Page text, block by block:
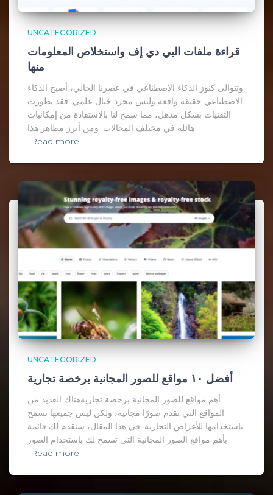
UNCATEGORIZED
قراءة ملفات البي دي إف واستخلاص المعلومات
منها
وتتوالى كنوز الذكاء الاصطناعي في عصرنا الحالي، أصبح الذكاء
الاصطناعي حقيقة واقعة وليس مجرد خيال علمي. فقد تطورت
التقنيات بشكل مذهل، مما سمح لنا بالاستفادة من إمكانيات
هائلة في مختلف المجالات. ومن أبرز مظاهر هذا
Read more
UNCATEGORIZED
أفضل ١٠ مواقع للصور المجانية برخصة تجارية
أهم مواقع للصور المجانية برخصة تجاريةهناك العديد من
المواقع التي تقدم صورًا مجانية، ولكن ليس جميعها تسمح
باستخدامها للأغراض التجارية. في هذا المقال، سنقدم لك قائمة
بأهم مواقع الصور المجانية التي تسمح لك باستخدام الصور
Read more